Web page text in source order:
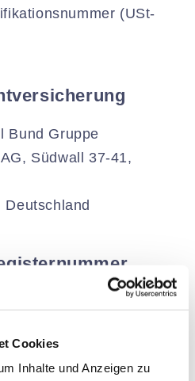
Cookies
Inhalte und Anzeigen zu
(USt-
Bund Gruppe
Südwall 37-41,
Deutschland
bei: Amtsgericht